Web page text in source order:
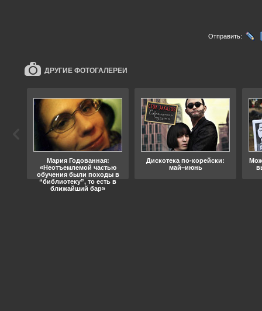
Отправить:
ДРУГИЕ ФОТОГАЛЕРЕИ
Мария Годованная:
«Неотъемлемой частью
обучения были походы в
“библиотеку”, то есть в
ближайший бар»
Дискотека по-корейски:
май–июнь